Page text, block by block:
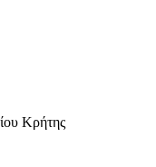
Κρήτης